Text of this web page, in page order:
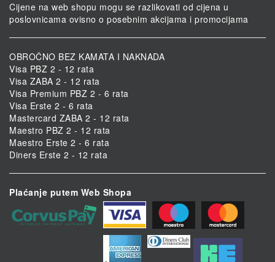
Cijene na web shopu mogu se razlikovati od cijena u
poslovnicama ovisno o posebnim akcijama i promocijama
OBROČNO BEZ KAMATA I NAKNADA
Visa PBZ 2 - 12 rata
Visa ZABA 2 - 12 rata
Visa Premium PBZ 2 - 6 rata
Visa Erste 2 - 6 rata
Mastercard ZABA 2 - 12 rata
Maestro PBZ 2 - 12 rata
Maestro Erste 2 - 6 rata
Diners Erste 2 - 12 rata
Plaćanje putem Web Shopa